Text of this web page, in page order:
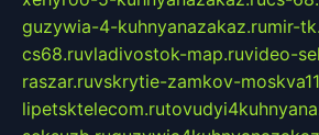
guzywia-4-kuhnyanazakaz.rumir-
cs68.ruvladivostok-map.ruvideo-
raszar.ruvskrytie-zamkov-
lipetsktelecom.ru